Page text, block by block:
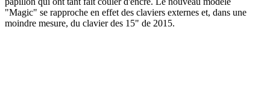
"Magic" se rapproche en effet des claviers externes et, dans une
moindre mesure, du clavier des 15" de 2015.